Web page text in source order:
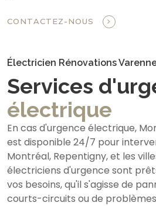
CONTACTEZ-NOUS
Électricien Rénovations
Services
électrique
En cas d'urgence électrique,
est disponible 24/7 pour
Montréal, Repentigny, et les
électriciens d'urgence sont
vos besoins, qu'il s'agisse de
courts-circuits ou de